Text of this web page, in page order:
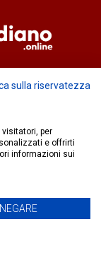
registrata
del 17/07/2024 |
sulla riservatezza
per
e offrirti
informazioni sui
NEGARE